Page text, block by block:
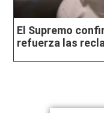
El Supremo
refuerza las